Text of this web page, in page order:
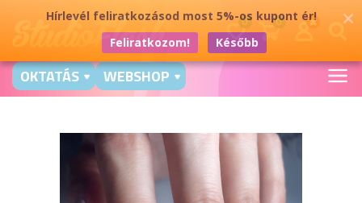
Hírlevél feliratkozásod most 5%-os kupont ér!
Feliratkozom!
Később
0 0
OKTATÁS WEBSHOP